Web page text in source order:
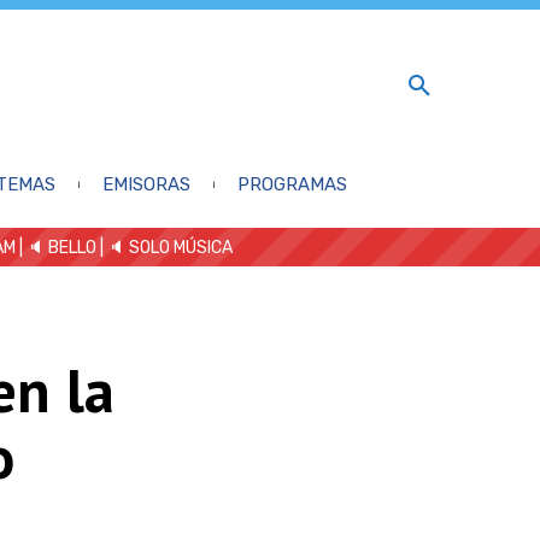
EMISORAS PROGRAMAS
| 🔈 BELLO 🔈 SOLO MÚSICA
la